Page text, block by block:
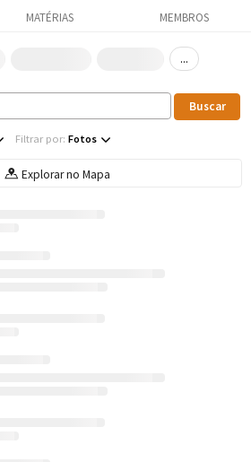
MATÉRIAS MEMBROS
...
Filtrar por: Fotos
Explorar no Mapa